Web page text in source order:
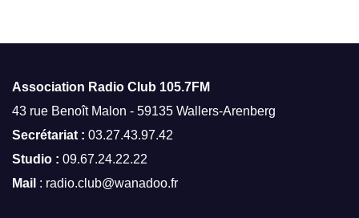
Association Radio Club 105.7FM
43 rue Benoît Malon - 59135 Wallers-Arenberg
Secrétariat : 03.27.43.97.42
Studio : 09.67.24.22.22
Mail : radio.club@wanadoo.fr